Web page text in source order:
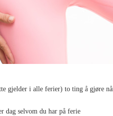
gjelder i alle ferier) to ting å gjøre
dag selvom du har på ferie